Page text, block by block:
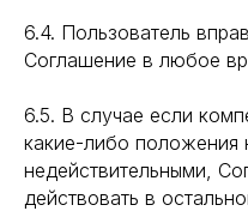
6.4. Пользователь
Соглашение в любое
6.5. В случае если
какие-либо положения
недействительными,
действовать в